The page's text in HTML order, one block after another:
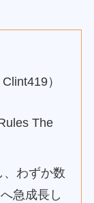
）
The
わずか数
急成長し